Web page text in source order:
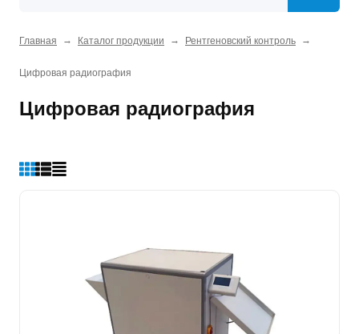
Главная → Каталог продукции → Рентгеновский контроль →
Цифровая радиография
Цифровая радиография